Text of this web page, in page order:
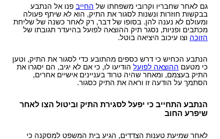
גם לאחר שחבריו וקרובי משפחתו של החייב פנו אל הנתבע
בבקשות חוזרות ונשנות לסגור את התיק, הוא לא שיתף פעולה
ומעולם לא נענה להן. בסופו של דבר, רק לאחר כשנה של שליחת
מכתבים ופניות, נסגר תיק ההוצאה לפועל בהיעדר תגובתו של
הזוכה וצו עיכוב היציאה בוטל.
הנתבע הכחיש כי דרש כספים מהתובע כדי לסגור את התיק, וטען
כי מטעם ההוצאה לפועל הודיעו לו, כי אם לא יגיב, הם יסגרו את
התיק בעצמם, ומאחר שהיה טרוד בעניינים אישיים אחרים,
הסתמך על הודעה זו וראה את התיק כסגור.
הנתבע התחייב כי יפעל לסגירת התיק וביטול הצו לאחר
שיפרע החוב
לאחר שמיעת טענות הצדדים, הגיע בית המשפט למסקנה כי